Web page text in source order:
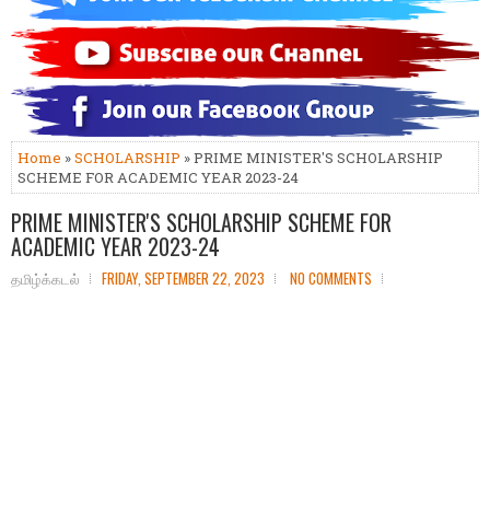
Home »SCHOLARSHIP » PRIME MINISTER'S SCHOLARSHIP
SCHEME FOR ACADEMIC YEAR 2023-24
PRIME MINISTER'S SCHOLARSHIP SCHEME FOR
ACADEMIC YEAR 2023-24
தமிழ்க்கடல் FRIDAY, SEPTEMBER 22, 2023 NO COMMENTS